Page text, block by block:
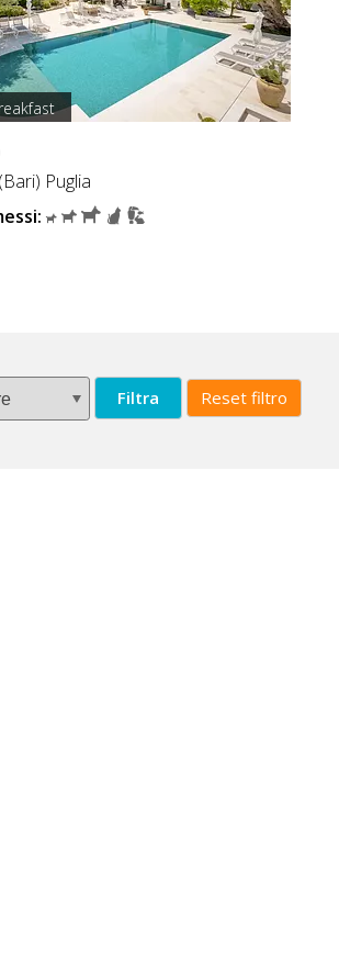
Puglia
Filtra Reset filtro